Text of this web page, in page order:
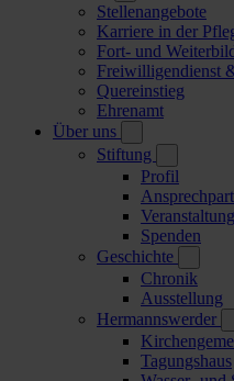
Stellenangebote
Karriere in der
Fort- und
Freiwilligendienst
Quereinstieg
Ehrenamt
Über uns
Stiftung
Profil
Spenden
Geschichte
Chronik
Ausstellung
Hermannswerder
Tagungshaus